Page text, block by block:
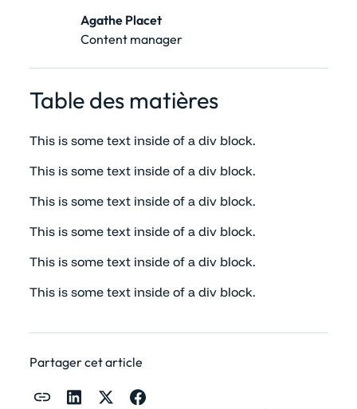
Agathe Placet
Content manager
Table des matières
This is some text inside of a div block.
This is some text inside of a div block.
This is some text inside of a div block.
This is some text inside of a div block.
This is some text inside of a div block.
This is some text inside of a div block.
Partager cet article